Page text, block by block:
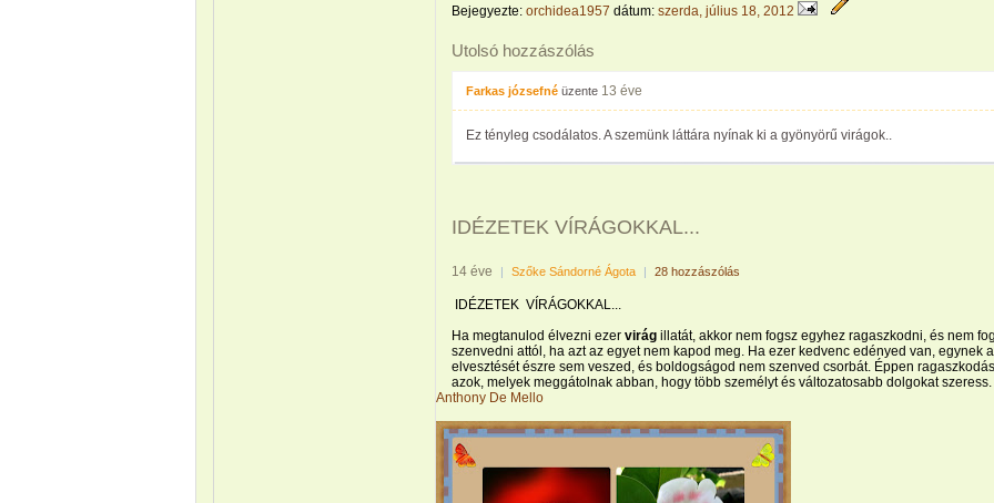
Bejegyezte: orchidea1957 dátum: szerda, július 18, 2012
Utolsó hozzászólás
Farkas józsefné üzente 13 éve
Ez tényleg csodálatos. A szemünk láttára nyínak ki a gyönyörű virágok..
IDÉZETEK VÍRÁGOKKAL...
14 éve | Szőke Sándorné Ágota | 28 hozzászólás
IDÉZETEK VÍRÁGOKKAL...
Ha megtanulod élvezni ezer virág illatát, akkor nem fogsz egyhez ragaszkodni, és nem
szenvedni attól, ha azt az egyet nem kapod meg. Ha ezer kedvenc edényed van, egynek
elvesztését észre sem veszed, és boldogságod nem szenved csorbát. Éppen
azok, melyek meggátolnak abban, hogy több személyt és változatosabb dolgokat szeress.
Anthony De Mello